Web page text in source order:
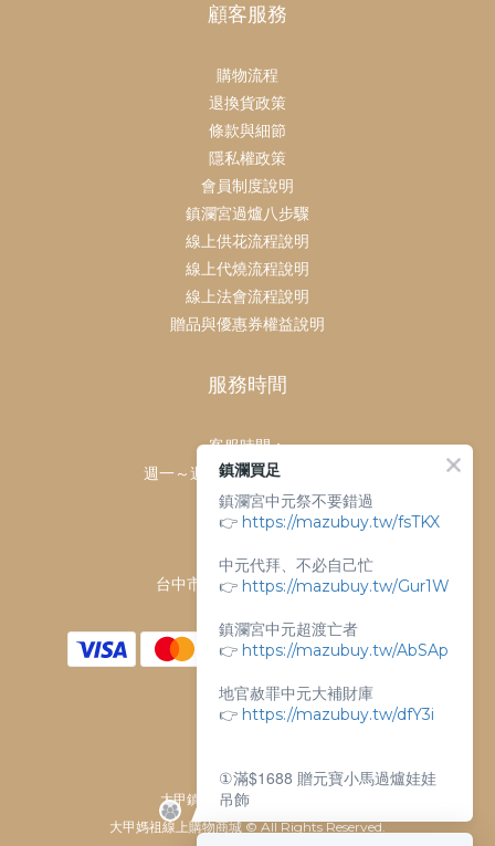
顧客服務
購物流程
退換貨政策
條款與細節
隱私權政策
會員制度說明
鎮瀾宮過爐八步驟
線上供花流程說明
線上代燒流程說明
線上法會流程說明
贈品與優惠券權益說明
服務時間
客服時間：
週一～週日 上午9點～下午6點
客服電話：
04-26763688
門市地址：
台中市大甲區順天路238號
大甲鎮瀾宮唯一指定 官方商城
大甲媽祖線上購物商城 © All Rights Reserved.
鎮瀾買足
鎮瀾宮中元祭不要錯過
👉 https://mazubuy.tw/fsTKX
中元代拜、不必自己忙
👉 https://mazubuy.tw/Gur1W
鎮瀾宮中元超渡亡者
👉 https://mazubuy.tw/AbSAp
地官赦罪中元大補財庫
👉 https://mazubuy.tw/dfY3i
①滿$1688 贈元寶小馬過爐娃娃
吊飾